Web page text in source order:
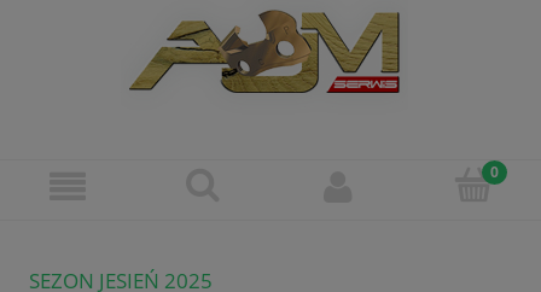
SEZON JESIEŃ 2025